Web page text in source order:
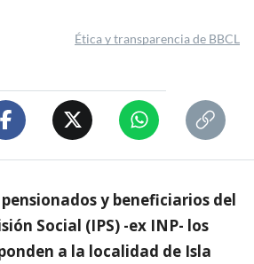
Ética y transparencia de BBCL
y beneficiarios del
Social (IPS) -ex INP- los
a la localidad de Isla